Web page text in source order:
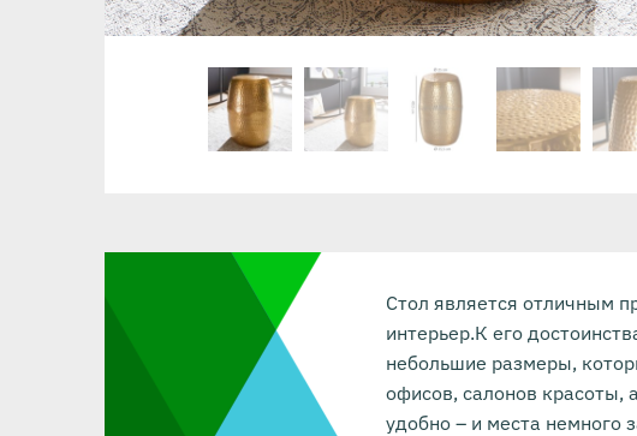
Стол является отличным
интерьер.К его
небольшие размеры,
офисов, салонов красоты,
удобно – и места немного